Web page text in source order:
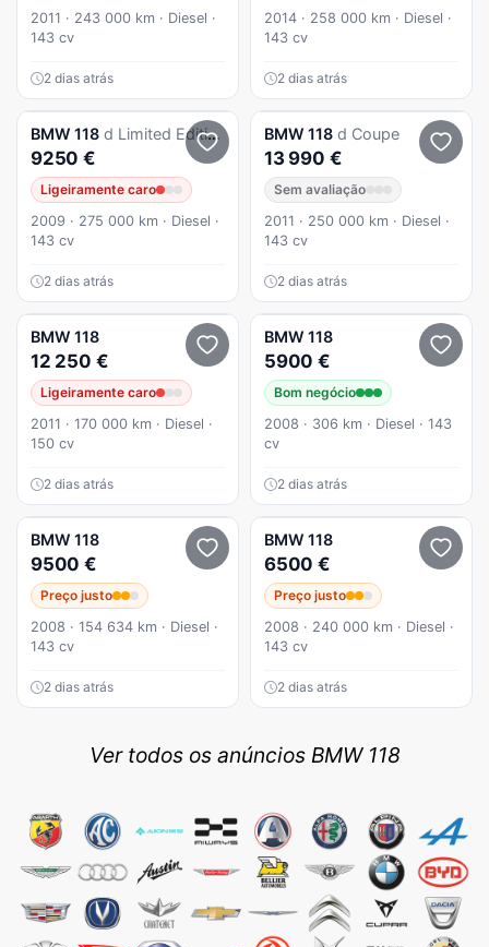
2011 · 243 000 km · Diesel ·
143 cv
2 dias atrás
2014 · 258 000 km · Diesel ·
143 cv
2 dias atrás
BMW 118 d Limited Edition Lifestyle c/ M Sport Pack
9250 €
Ligeiramente caro
2009 · 275 000 km · Diesel ·
143 cv
2 dias atrás
BMW 118 d Coupe
13 990 €
Sem avaliação
2011 · 250 000 km · Diesel ·
143 cv
2 dias atrás
BMW 118
12 250 €
Ligeiramente caro
2011 · 170 000 km · Diesel ·
150 cv
2 dias atrás
BMW 118
5900 €
Bom negócio
2008 · 306 km · Diesel · 143
cv
2 dias atrás
BMW 118
9500 €
Preço justo
2008 · 154 634 km · Diesel ·
143 cv
2 dias atrás
BMW 118
6500 €
Preço justo
2008 · 240 000 km · Diesel ·
143 cv
2 dias atrás
Ver todos os anúncios BMW 118